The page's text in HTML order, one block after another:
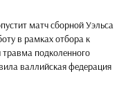
матч сборной Уэльса
в рамках отбора к
подколенного
валлийская федерация